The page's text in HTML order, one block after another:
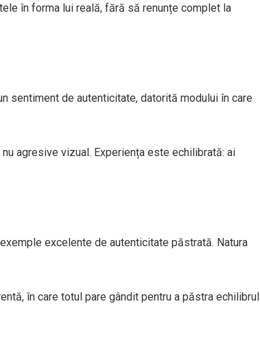
în forma lui reală, fără să renunțe complet la
sentiment de autenticitate, datorită modului în care
agresive vizual. Experiența este echilibrată: ai
excelente de autenticitate păstrată. Natura
în care totul pare gândit pentru a păstra echilibrul